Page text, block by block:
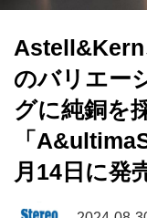
Astell&Kern
のバリエー
グに純銅を
「
月14日に発